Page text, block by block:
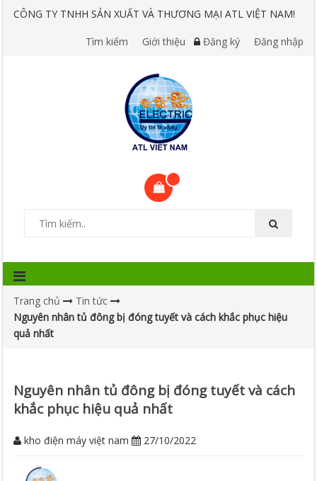
CÔNG TY TNHH SẢN XUẤT VÀ THƯƠNG MẠI ATL VIỆT NAM!
Tìm kiếm Giới thiệu Đăng ký Đăng nhập
Trang chủ
Tin tức
Nguyên nhân tủ đông bị đóng tuyết và cách khắc phục hiệu
quả nhất
Nguyên nhân tủ đông bị đóng tuyết và cách
khắc phục hiệu quả nhất
kho điện máy việt nam 27/10/2022